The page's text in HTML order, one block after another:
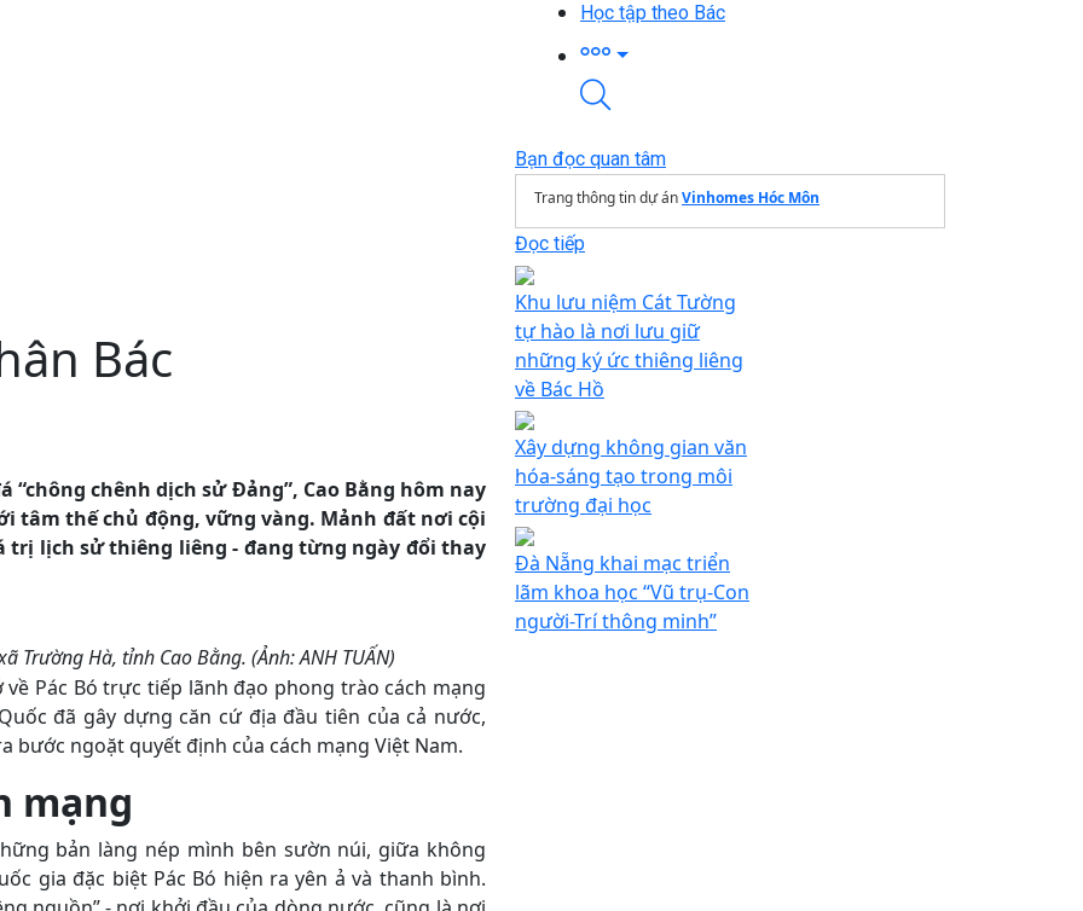
Học tập theo Bác
Bác
“chông chênh dịch sử Đảng”, Cao Bằng hôm nay
tâm thế chủ động, vững vàng. Mảnh đất nơi cội
lịch sử thiêng liêng - đang từng ngày đổi thay
Trường Hà, tỉnh Cao Bằng. (Ảnh: ANH TUẤN)
Pác Bó trực tiếp lãnh đạo phong trào cách mạng
đã gây dựng căn cứ địa đầu tiên của cả nước,
bước ngoặt quyết định của cách mạng Việt Nam.
mạng
bản làng nép mình bên sườn núi, giữa không
gia đặc biệt Pác Bó hiện ra yên ả và thanh bình.
Bạn đọc quan tâm
Trang thông tin dự ánVinhomes Hóc Môn
Đọc tiếp
Khu lưu niệm Cát Tường
tự hào là nơi lưu giữ
những ký ức thiêng liêng
về Bác Hồ
Xây dựng không gian văn
hóa-sáng tạo trong môi
trường đại học
Đà Nẵng khai mạc triển
lãm khoa học “Vũ trụ-Con
người-Trí thông minh”